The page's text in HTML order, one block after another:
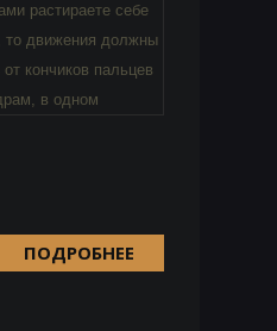
растираете себе
то движения должны
от кончиков пальцев
в одном
ПОДРОБНЕЕ